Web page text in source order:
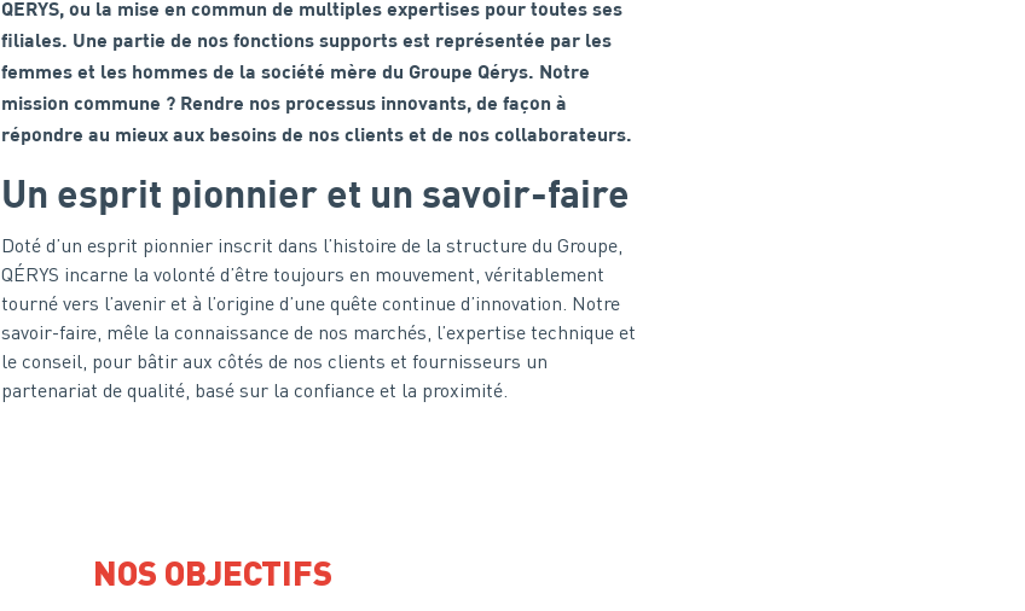
QÉRYS, ou la mise en commun de multiples expertises pour toutes ses
filiales. Une partie de nos fonctions supports est représentée par les
femmes et les hommes de la société mère du Groupe Qérys. Notre
mission commune ? Rendre nos processus innovants, de façon à
répondre au mieux aux besoins de nos clients et de nos collaborateurs.
Un esprit pionnier et un savoir-faire
Doté d’un esprit pionnier inscrit dans l’histoire de la structure du Groupe,
QÉRYS incarne la volonté d’être toujours en mouvement, véritablement
tourné vers l’avenir et à l’origine d’une quête continue d’innovation. Notre
savoir-faire, mêle la connaissance de nos marchés, l’expertise technique et
le conseil, pour bâtir aux côtés de nos clients et fournisseurs un
partenariat de qualité, basé sur la confiance et la proximité.
NOS OBJECTIFS